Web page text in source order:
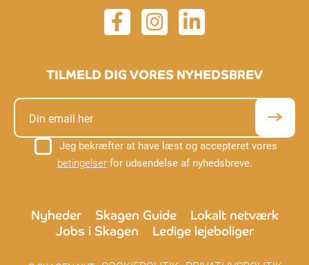
TILMELD DIG VORES NYHEDSBREV
Jeg bekræfter at have læst og accepteret vores
betingelserfor udsendelse af nyhedsbreve.
Nyheder Skagen Guide
Lokalt netværk
Jobs i Skagen
Ledige lejeboliger